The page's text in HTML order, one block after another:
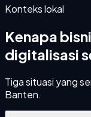
Konteks lokal
Kenapa
digitalisasi
Tiga situasi yang
Banten.